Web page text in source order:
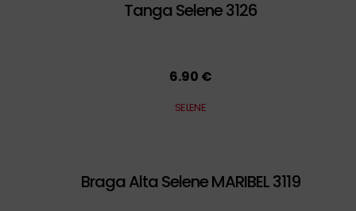
Tanga Selene 3126
6.90 €
SELENE
Braga Alta Selene MARIBEL 3119